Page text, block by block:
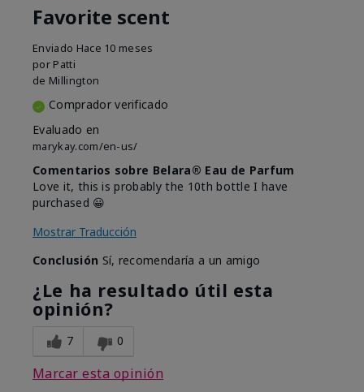
Favorite scent
Enviado Hace 10 meses
por Patti
de Millington
Comprador verificado
Evaluado en
marykay.com/en-us/
Comentarios sobre Belara® Eau de Parfum
Love it, this is probably the 10th bottle I have
purchased 😀
Mostrar Traducción
Conclusión Sí, recomendaría a un amigo
¿Le ha resultado útil esta
opinión?
7 0
Marcar esta opinión